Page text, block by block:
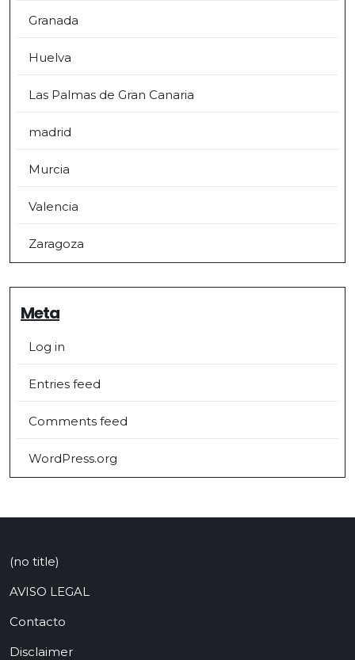
Granada
Huelva
Las Palmas de Gran Canaria
madrid
Murcia
Valencia
Zaragoza
Meta
Log in
Entries feed
Comments feed
WordPress.org
(no title)
AVISO LEGAL
Contacto
Disclaimer